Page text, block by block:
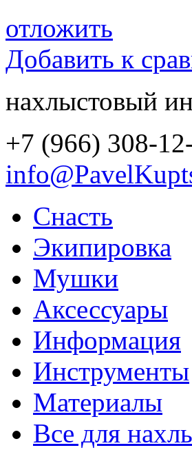
отложить
Добавить к
нахлыстовый
+7 (966) 308-
Снасть
Экипировка
Мушки
Аксессуары
Информация
Инструменты
Материалы
Все для